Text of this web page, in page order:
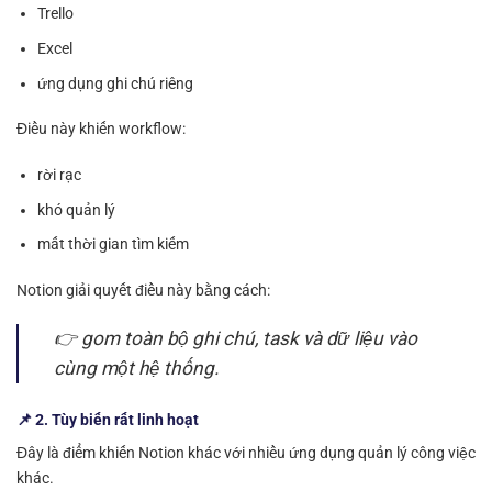
Trello
Excel
ứng dụng ghi chú riêng
Điều này khiến workflow:
rời rạc
khó quản lý
mất thời gian tìm kiếm
Notion giải quyết điều này bằng cách:
👉 gom toàn bộ ghi chú, task và dữ liệu vào
cùng một hệ thống.
📌 2. Tùy biến rất linh hoạt
Đây là điểm khiến Notion khác với nhiều ứng dụng quản lý công việc
khác.